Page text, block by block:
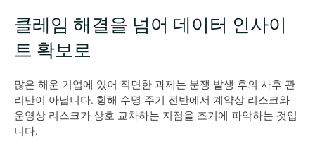
클레임 해결을 넘어 데이터 인사이
트 확보로
많은 해운 기업에 있어 직면한 과제는 분쟁 발생 후의 사후 관
리만이 아닙니다. 항해 수명 주기 전반에서 계약상 리스크와
운영상 리스크가 상호 교차하는 지점을 조기에 파악하는 것입
니다.